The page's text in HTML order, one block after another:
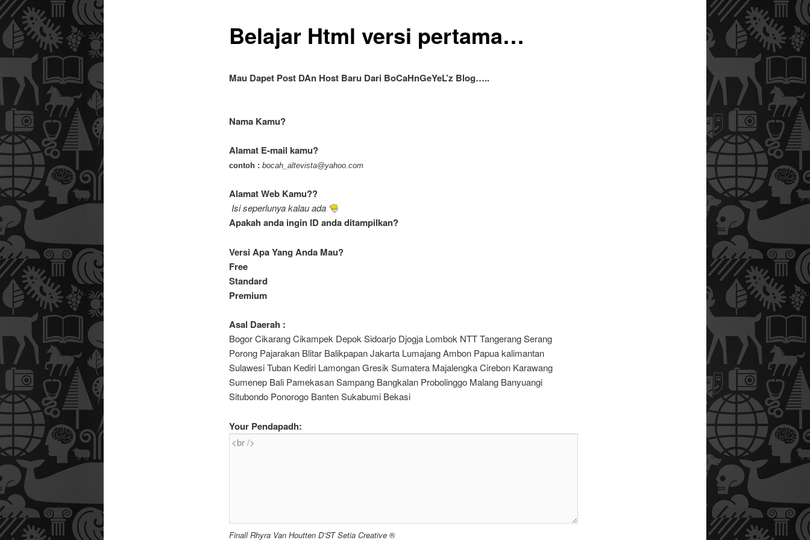
Belajar Html versi pertama…
Mau Dapet Post DAn Host Baru Dari BoCaHnGeYeL’z Blog…..
Nama Kamu?
Alamat E-mail kamu?
contoh : bocah_altevista@yahoo.com
Alamat Web Kamu??
Isi seperlunya kalau ada
Apakah anda ingin ID anda ditampilkan?
Versi Apa Yang Anda Mau?
Free
Standard
Premium
Asal Daerah :
Bogor Cikarang Cikampek Depok Sidoarjo Djogja Lombok NTT Tangerang Serang
Porong Pajarakan Blitar Balikpapan Jakarta Lumajang Ambon Papua kalimantan
Sulawesi Tuban Kediri Lamongan Gresik Sumatera Majalengka Cirebon Karawang
Sumenep Bali Pamekasan Sampang Bangkalan Probolinggo Malang Banyuangi
Situbondo Ponorogo Banten Sukabumi Bekasi
Your Pendapadh:
Finall Rhyra Van Houtten D’ST Setia Creative®